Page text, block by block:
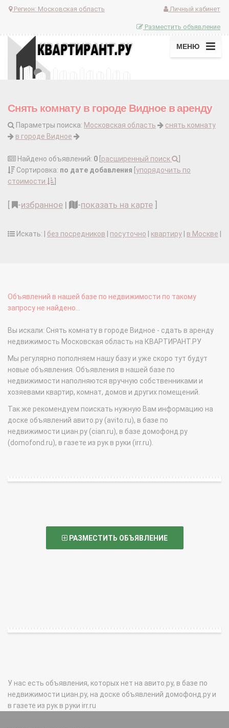
Регион: Московская область Личный кабинет
Разместить объявление
МЕНЮ
Снять комнату в городе Видное в аренду
Параметры поиска: Московская область
снять комнату
в городе Видное
Найдено объявлений: 0 расширенный поиск
Сортировка: по дате добавления упорядочить по
стоимости
-избранное | -показать на карте
Искать: | без посредников посуточно квартиру в Москве
Объявлений в нашей базе по недвижимости по такому
запросу не найдено...
Вы искали: Снять комнату в городе Видное - сдать в аренду
недвижимость Московская область на КВАРТИРАНТ.РУ
Мы регулярно пополняем нашу базу и уже скоро тут будут
новые объявления. Объявления в нашей базе по
недвижимости наполняются вручную собственниками и
хозяевами квартир, комнат, домов и других помещений.
Так же рекомендуем поискать нужную Вам информацию на
доске объявлений авито.ру (avito.ru), в базе по
недвижимости циан.ру (cian.ru), в базе домофонд.ру
(domofond.ru), в газете из рук в руки (irr.ru).
РАЗМЕСТИТЬ ОБЪЯВЛЕНИЕ
У нас есть объявления, которых нет на авито.ру, в базе по
недвижимости циан.ру, на доске объявлений домофонд.ру и
в газете из рук в руки irr.ru